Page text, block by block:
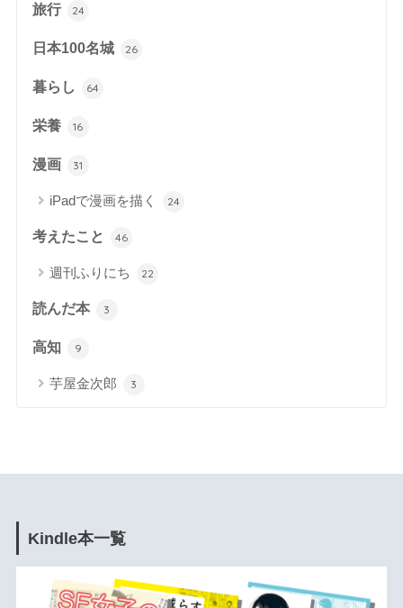
旅行 24
日本100名城 26
暮らし 64
栄養 16
漫画 31
iPadで漫画を描く 24
考えたこと 46
週刊ふりにち 22
読んだ本 3
高知 9
芋屋金次郎 3
Kindle本一覧